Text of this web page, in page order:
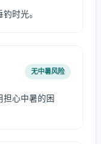
时光。
无中暑风险
担心中暑的困